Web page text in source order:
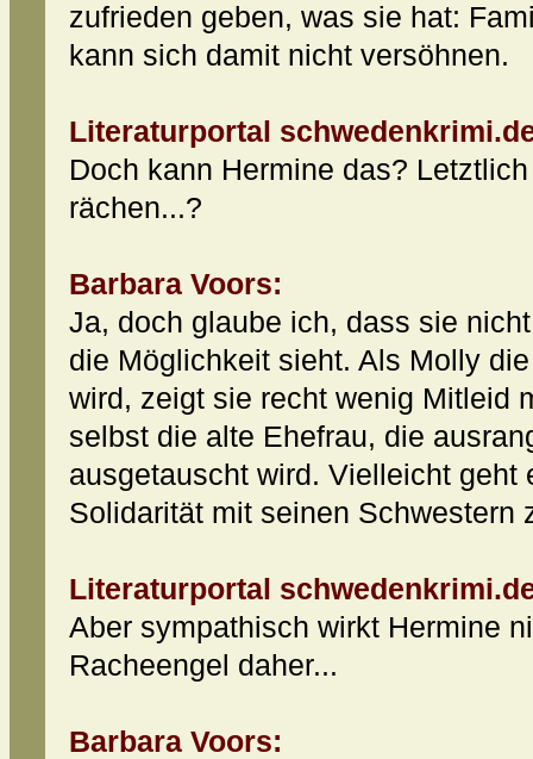
zufrieden geben, was sie hat:
kann sich damit nicht versöhnen.
Literaturportal
Doch kann Hermine das?
rächen...?
Barbara Voors:
Ja, doch glaube ich, dass sie
die Möglichkeit sieht. Als Molly
wird, zeigt sie recht wenig Mitleid
selbst die alte Ehefrau, die
ausgetauscht wird. Vielleicht geht
Solidarität mit seinen Schwestern
Literaturportal
Aber sympathisch wirkt Hermine
Racheengel daher...
Barbara Voors: